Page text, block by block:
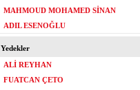
MAHMOUD MOHAMED SİNAN
ADIL ESENOĞLU
Yedekler
ALİ REYHAN
FUATCAN ÇETO